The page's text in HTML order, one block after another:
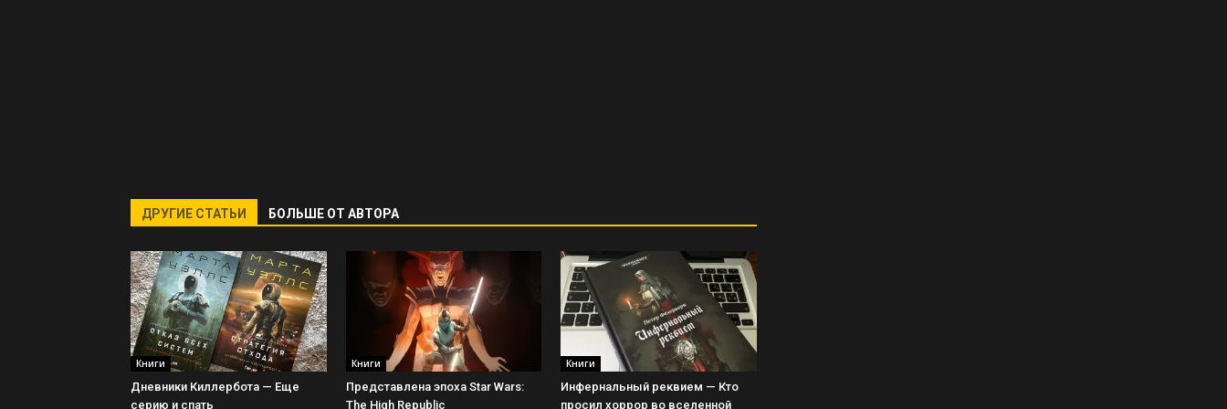
ДРУГИЕ СТАТЬИ БОЛЬШЕ ОТ АВТОРА
Книги
Дневники Киллербота — Еще
серию и спать
Книги
Представлена эпоха Star Wars:
The High Republic
Книги
Инфернальный реквием — Кто
просил хоррор во вселенной